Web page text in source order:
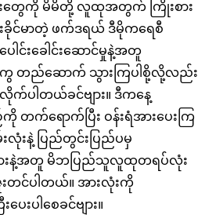
းတွေကို မိမိတို့ လူထုအတွက် ကြိုးစား
ခိုင်မာတဲ့ ဖက်ဒရယ် ဒီမိုကရေစီ
ါင်းခေါင်းဆောင်မှုနဲ့အတူ
ည်ဆောက် သွားကြပါစို့လို့လည်း
က်ပါတယ်ခင်ဗျား။ ဒီကနေ့
တက်ရောက်ပြီး ဝန်းရံအားပေးကြ
းနဲ့ ပြည်တွင်းပြည်ပမှ
းနဲ့အတူ မိဘပြည်သူလူထုတရပ်လုံး
င်ပါတယ်။ အားလုံးကို
းပါစေခင်ဗျား။